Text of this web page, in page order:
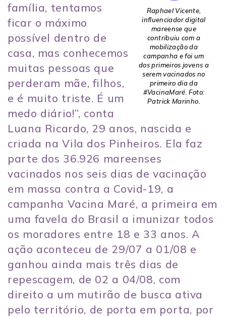
Raphael Vicente,
influenciador digital
mareense que
contribuiu com a
mobilização da
campanha e foi um
dos primeiros jovens a
serem vacinados no
primeiro dia da
#VacinaMaré. Foto:
Patrick Marinho.
família, tentamos
ficar o máximo
possível dentro de
casa, mas conhecemos
muitas pessoas que
perderam mãe, filhos,
e é muito triste. É um
medo diário!”, conta
Luana Ricardo, 29 anos, nascida e
criada na Vila dos Pinheiros. Ela faz
parte dos 36.926 mareenses
vacinados nos seis dias de vacinação
em massa contra a Covid-19, a
campanha Vacina Maré, a primeira em
uma favela do Brasil a imunizar todos
os moradores entre 18 e 33 anos. A
ação aconteceu de 29/07 a 01/08 e
ganhou ainda mais três dias de
repescagem, de 02 a 04/08, com
direito a um mutirão de busca ativa
pelo território, de porta em porta, por